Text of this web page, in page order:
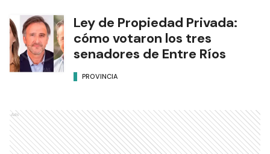
Ley de Propiedad Privada:
cómo votaron los tres
senadores de Entre Ríos
PROVINCIA
Ads